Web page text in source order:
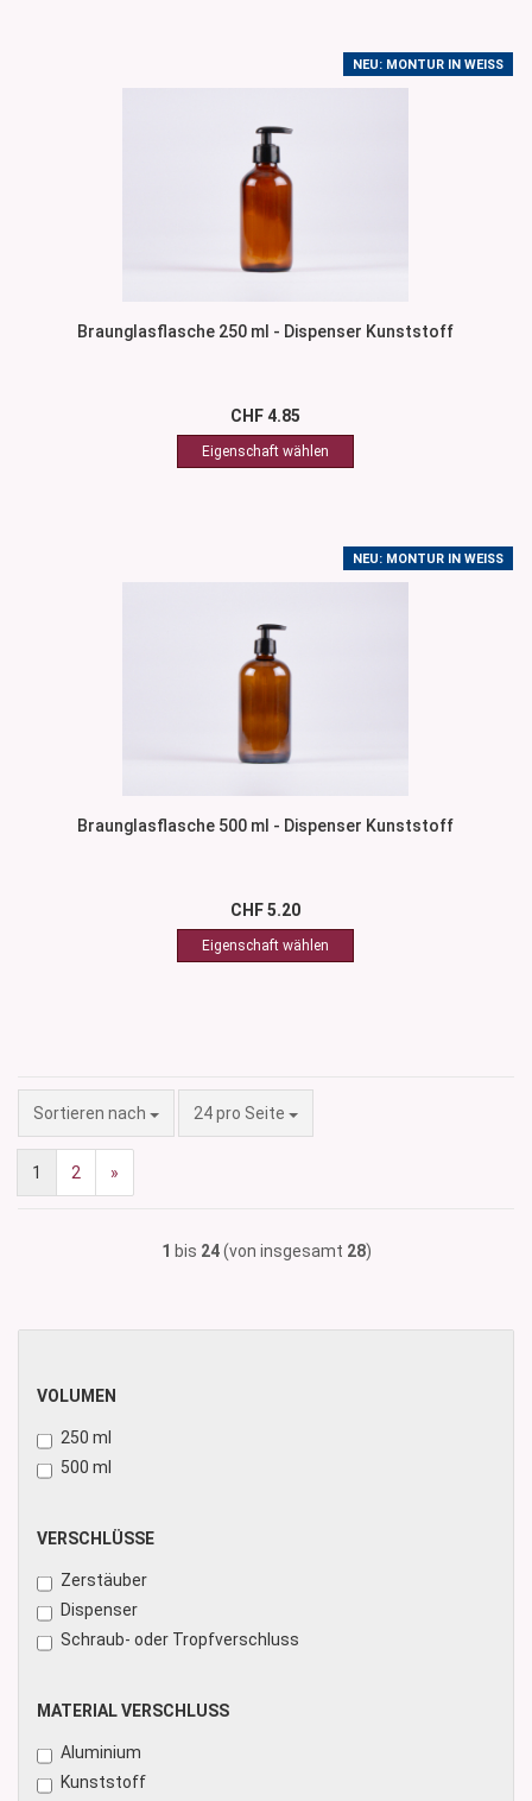
NEU: MONTUR IN WEISS
Braunglasflasche 250 ml - Dispenser Kunststoff
CHF 4.85
NEU: MONTUR IN WEISS
Braunglasflasche 500 ml - Dispenser Kunststoff
CHF 5.20
Sortieren nach
Sortieren nach 24 pro Seite
pro Seite
1 2 »
1 bis 24(von insgesamt 28)
VOLUMEN
VOLUMEN
250 ml
500 ml
VERSCHLÜSSE
VERSCHLÜSSE
Zerstäuber
Dispenser
Schraub- oder Tropfverschluss
MATERIAL
MATERIAL VERSCHLUSS
Aluminium
Kunststoff